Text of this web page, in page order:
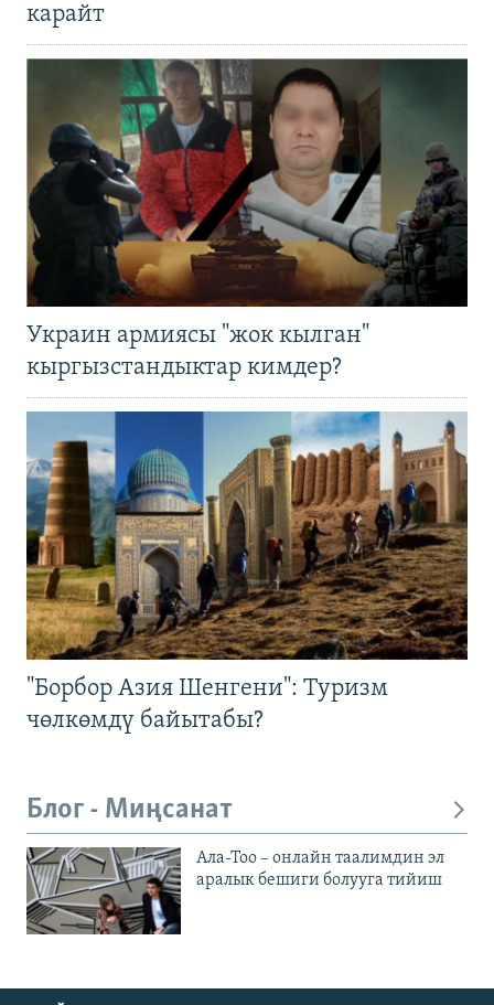
карайт
Украин армиясы "жок кылган"
кыргызстандыктар кимдер?
"Борбор Азия Шенгени": Туризм
чөлкөмдү байытабы?
Блог - Миңсанат
Ала-Тоо – онлайн таалимдин эл
аралык бешиги болууга тийиш